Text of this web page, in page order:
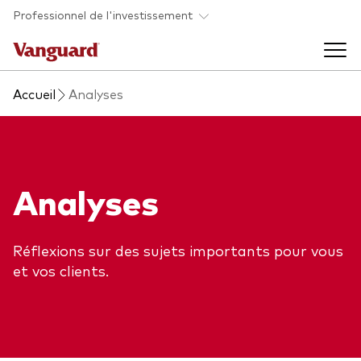
Skip to main content
Professionnel de l'investissement
Fonds et ETFs
Tous les produits
Back to main menu
Liste des analyses
À propos de Vanguard
Back to main menu
Accueil Analyses
Analyses
Réflexions sur des sujets importants pour vous
et vos clients.